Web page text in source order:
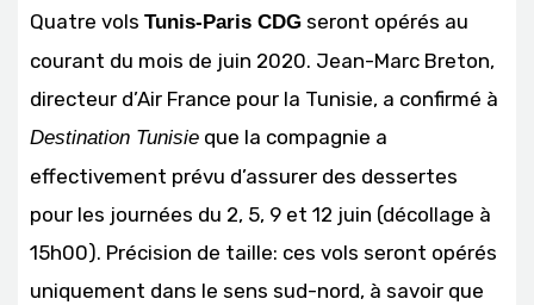
Quatre vols Tunis-Paris CDG seront opérés au
courant du mois de juin 2020. Jean-Marc Breton,
directeur d’Air France pour la Tunisie, a confirmé à
Destination Tunisie que la compagnie a
effectivement prévu d’assurer des dessertes
pour les journées du 2, 5, 9 et 12 juin (décollage à
15h00). Précision de taille: ces vols seront opérés
uniquement dans le sens sud-nord, à savoir que